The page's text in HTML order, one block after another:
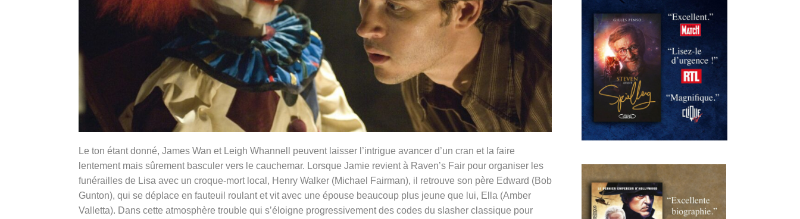
Le ton étant donné, James Wan et Leigh Whannell peuvent laisser l’intrigue avancer d’un cran et la faire
lentement mais sûrement basculer vers le cauchemar. Lorsque Jamie revient à Raven’s Fair pour organiser les
funérailles de Lisa avec un croque-mort local, Henry Walker (Michael Fairman), il retrouve son père Edward (Bob
Gunton), qui se déplace en fauteuil roulant et vit avec une épouse beaucoup plus jeune que lui, Ella (Amber
Valletta). Dans cette atmosphère trouble qui s’éloigne progressivement des codes du slasher classique pour